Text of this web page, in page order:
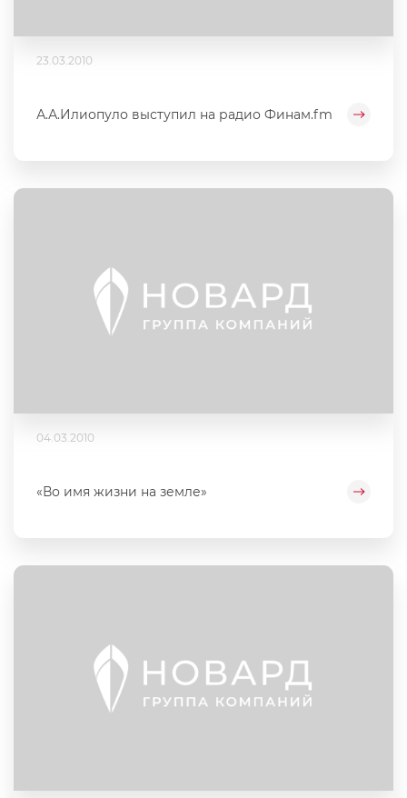
23.03.2010
А.А.Илиопуло выступил на радио Финам.fm
04.03.2010
«Во имя жизни на земле»